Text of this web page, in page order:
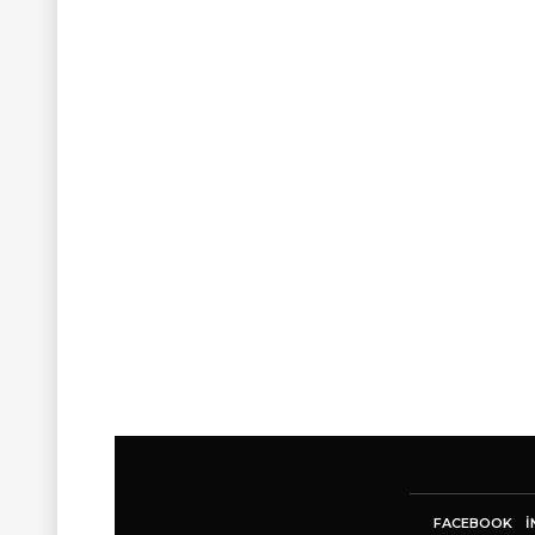
FACEBOOK